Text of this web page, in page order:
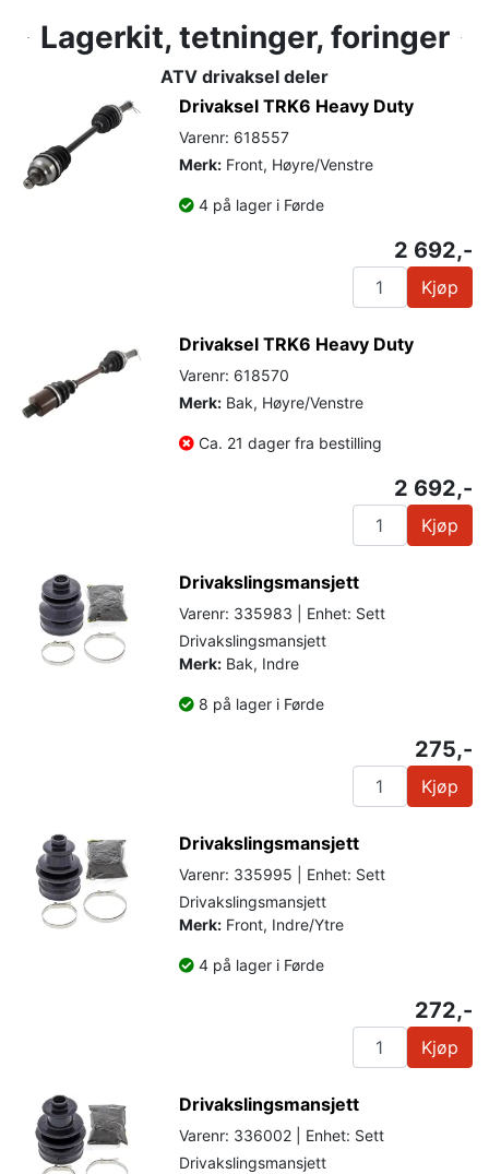
Lagerkit, tetninger, foringer
ATV drivaksel deler
Drivaksel TRK6 Heavy Duty
Varenr: 618557
Merk: Front, Høyre/Venstre
4 på lager i Førde
2 692,-
Kjøp
Drivaksel TRK6 Heavy Duty
Varenr: 618570
Merk: Bak, Høyre/Venstre
Ca. 21 dager fra bestilling
2 692,-
Kjøp
Drivakslingsmansjett
Varenr: 335983 | Enhet: Sett
Drivakslingsmansjett
Merk: Bak, Indre
8 på lager i Førde
275,-
Kjøp
Drivakslingsmansjett
Varenr: 335995 | Enhet: Sett
Drivakslingsmansjett
Merk: Front, Indre/Ytre
4 på lager i Førde
272,-
Kjøp
Drivakslingsmansjett
Varenr: 336002 | Enhet: Sett
Drivakslingsmansjett